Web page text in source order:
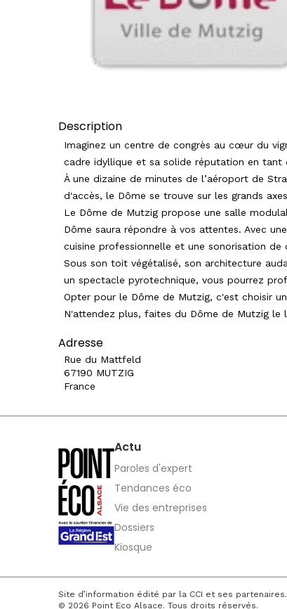
Description
Imaginez un centre de congrès au cœur du
cadre idyllique et sa solide réputation en tant
À une dizaine de minutes de l’aéroport de
d'accès, le Dôme se trouve sur les grands
Le Dôme de Mutzig propose une salle
Dôme saura répondre à vos attentes. Avec
cuisine professionnelle et une sonorisation de
Sous son toit végétalisé, son architecture
un spectacle pyrotechnique, vous pourrez
Opter pour le Dôme de Mutzig, c'est choisir
N'attendez plus, faites du Dôme de Mutzig le
Adresse
Rue du Mattfeld
67190 MUTZIG
France
Actu
Paroles d'expert
Tendances éco
Vie des entreprises
Dossiers
Kiosque
Site d’information édité par la CCI et ses partenaires.
© 2026 Point Eco Alsace. Tous droits réservés.